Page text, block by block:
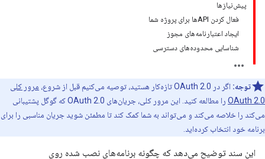
پیش‌نیازها
فعال کردن APIها برای پروژه شما
ایجاد اعتبارنامه‌های مجوز
شناسایی محدوده‌های دسترسی
توجه: اگر در OAuth 2.0 تازه‌کار هستید، توصیه می‌کنیم قبل از شروع،
مرور کلی
OAuth 2.0
را مطالعه کنید. این مرور کلی، جریان‌های OAuth 2.0 که گوگل پشتیبانی
می‌کند را خلاصه می‌کند و می‌تواند به شما کمک کند تا مطمئن شوید جریان مناسبی را برای
برنامه خود انتخاب کرده‌اید.
این سند توضیح می‌دهد که چگونه برنامه‌های نصب شده روی